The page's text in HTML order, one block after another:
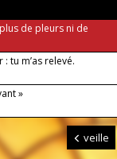
de pleurs ni de
: tu m’as relevé.
»
veille